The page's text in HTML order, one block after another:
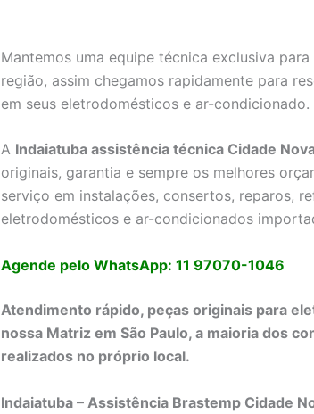
Mantemos uma equipe técnica exclusiva
região, assim chegamos rapidamente para
em seus eletrodomésticos e ar-condicionado.
A Indaiatuba assistência técnica Cidade
originais, garantia e sempre os melhores
serviço em instalações, consertos, reparos,
eletrodomésticos e ar-condicionados
Agende pelo WhatsApp: 11 97070-1046
Atendimento rápido, peças originais para
nossa Matriz em São Paulo, a maioria dos
realizados no próprio local.
Indaiatuba – Assistência Brastemp Cidade